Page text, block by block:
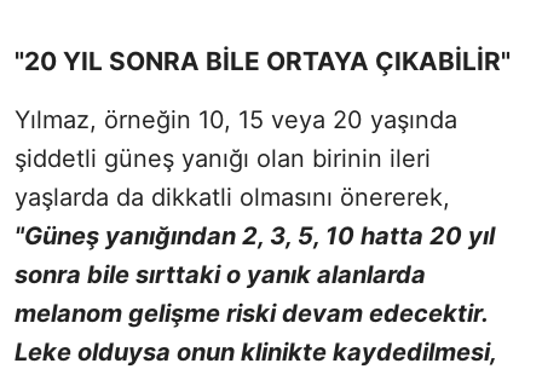
"20 YIL SONRA BİLE ORTAYA ÇIKABİLİR"
Yılmaz, örneğin 10, 15 veya 20 yaşında
şiddetli güneş yanığı olan birinin ileri
yaşlarda da dikkatli olmasını önererek,
"Güneş yanığından 2, 3, 5, 10 hatta 20 yıl
sonra bile sırttaki o yanık alanlarda
melanom gelişme riski devam edecektir.
Leke olduysa onun klinikte kaydedilmesi,